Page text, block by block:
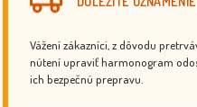
Vážení zákazníci, z dôvodu
nútení upraviť harmonogram
ich bezpečnú prepravu.